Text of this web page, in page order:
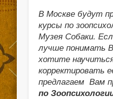
В Москве будут
курсы по
Музея Собаки.
лучше понимать
хотите
корректировать
предлагаем Вам
по